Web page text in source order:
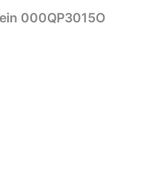
000QP3015O